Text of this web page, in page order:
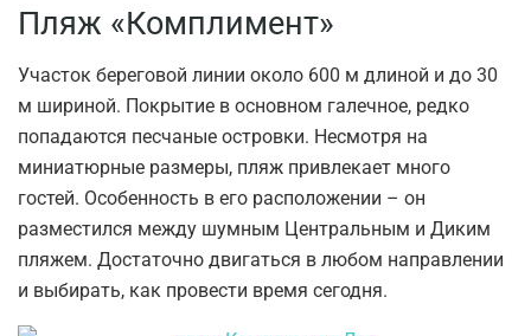
Пляж «Комплимент»
Участок береговой линии около 600 м длиной и до 30
м шириной. Покрытие в основном галечное, редко
попадаются песчаные островки. Несмотря на
миниатюрные размеры, пляж привлекает много
гостей. Особенность в его расположении – он
разместился между шумным Центральным и Диким
пляжем. Достаточно двигаться в любом направлении
и выбирать, как провести время сегодня.